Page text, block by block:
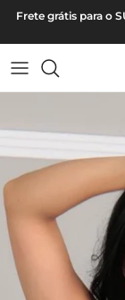
Pular para o
Frete grátis para o